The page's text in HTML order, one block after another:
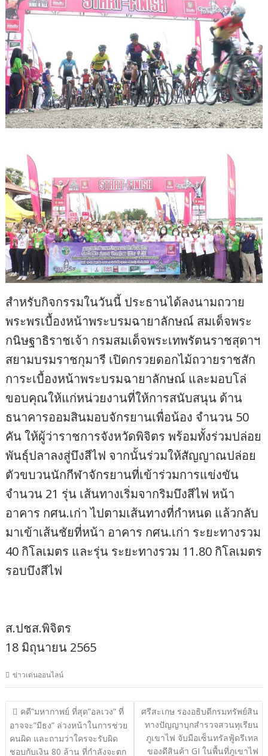
สำหรับกิจกรรมในวันนี้ ประธานได้ลงนามถวาย
พระพรเบื้องหน้าพระบรมฉายาลักษณ์ สมเด็จพระ
กนิษฐาธิราชเจ้า กรมสมเด็จพระเทพรัตนราชสุดาฯ
สยามบรมราชกุมารี เปิดกรวยดอกไม้ถวายราชสัก
การะเบื้องหน้าพระบรมฉายาลักษณ์ และมอบโล่
ขอบคุณให้แก่หน่วยงานที่ให้การสนับสนุน ด้าน
ธนาคารออมสินมอบจักรยานเพื่อน้อง จำนวน 50
คัน ให้ผู้ว่าราชการจังหวัดพิจิตร พร้อมทั้งร่วมปล่อย
พันธุ์ปลาลงสู่บึงสีไฟ จากนั้นร่วมให้สัญญาณปล่อย
ตัวขบวนนักกีฬาจักรยานที่เข้าร่วมการแข่งขัน
จำนวน 21 รุ่น เส้นทางเริ่มจากริมบึงสีไฟ หน้า
อาคาร กศน.เก่า ไปตามเส้นทางที่กำหนด แล้วกลับ
มาเข้าเส้นชัยที่หน้า อาคาร กศน.เก่า ระยะทางรวม
40 กิโลเมตร และรุ่น ระยะทางรวม 11.80 กิโลเมตร
รอบบึงสีไฟ
ส.ปชส.พิจิตร
18 มิถุนายน 2565
ข่าวเด่นออนไลน์
แนะแนว
เรื่อง
คดี”มหากาพย์ ที่สุด”อลเวง” ที่
อาจจะ”มีธง” ล่วงหน้าในการช่วย
คนผิด และถามว่าใครจะรับผิด
ชอบกับเงิน 80 ล้าน ที่กำลังจะตก
ศรีสะเกษ รองอธิบดีกรมทรัพย์สิน
ทางปัญญาบุกสำรวจสวนทุเรียน
ภูเขาไฟ จับมือเซ็นทรัลฟู้ดรีเทล
ของดีสินค้า GI ในพื้นที่ภูเขาไฟ